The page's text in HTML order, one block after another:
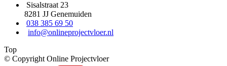
Sisalstraat 23
8281 JJ Genemuiden
038 385 69 50
info@onlineprojectvloer.nl
Top
© Copyright Online Projectvloer